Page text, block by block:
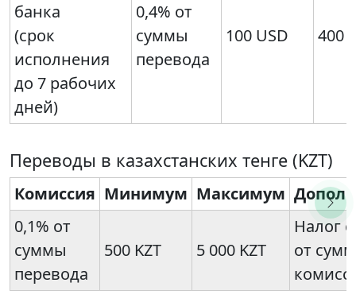
банка
(срок
исполнения
до 7 рабочих
дней)
0,4% от
суммы
перевода
100 USD 400
Переводы в казахстанских тенге (KZT)
Комиссия Минимум Максимум
0,1% от
суммы
перевода
500 KZT 5 000 KZT
Налог
от